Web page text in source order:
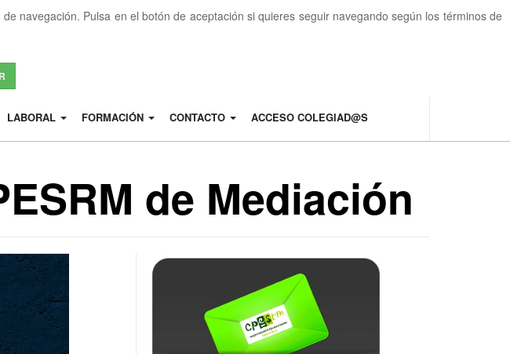
navegación. Pulsa en el botón de aceptación si quieres seguir navegando según los términos de
LABORAL FORMACIÓN CONTACTO ACCESO COLEGIAD@S
de Mediación